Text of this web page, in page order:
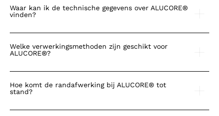
Waar kan ik de technische gegevens over ALUCORE®
vinden?
Welke verwerkingsmethoden zijn geschikt voor
ALUCORE®?
Hoe komt de randafwerking bij ALUCORE® tot
stand?